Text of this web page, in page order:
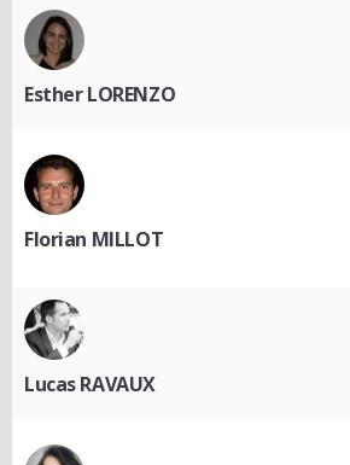
Esther LORENZO
Florian MILLOT
Lucas RAVAUX